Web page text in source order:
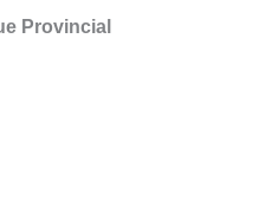
Provincial